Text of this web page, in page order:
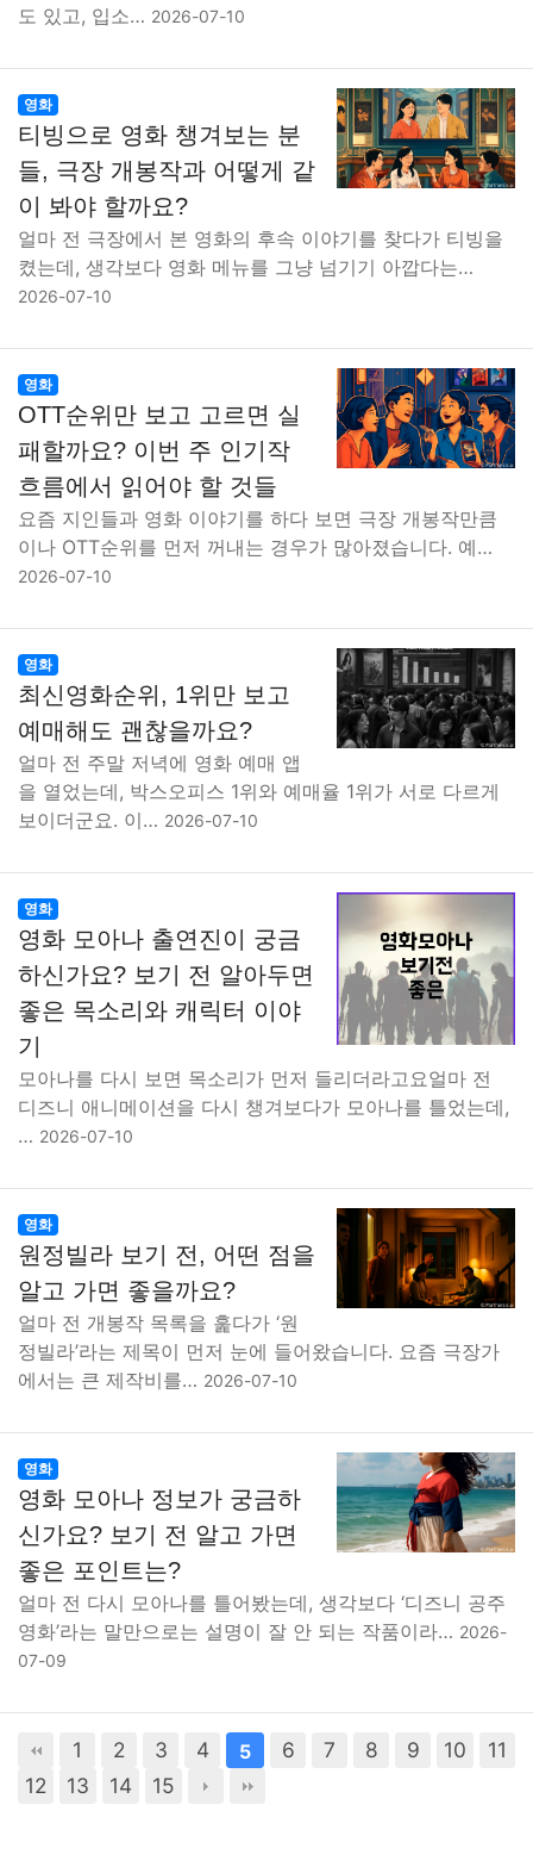
도 있고, 입소… 2026-07-10
영화
티빙으로 영화 챙겨보는 분
들, 극장 개봉작과 어떻게 같
이 봐야 할까요?
얼마 전 극장에서 본 영화의 후속 이야기를 찾다가 티빙을
켰는데, 생각보다 영화 메뉴를 그냥 넘기기 아깝다는…
2026-07-10
영화
OTT순위만 보고 고르면 실
패할까요? 이번 주 인기작
흐름에서 읽어야 할 것들
요즘 지인들과 영화 이야기를 하다 보면 극장 개봉작만큼
이나 OTT순위를 먼저 꺼내는 경우가 많아졌습니다. 예…
2026-07-10
영화
최신영화순위, 1위만 보고
예매해도 괜찮을까요?
얼마 전 주말 저녁에 영화 예매 앱
을 열었는데, 박스오피스 1위와 예매율 1위가 서로 다르게
보이더군요. 이… 2026-07-10
영화
영화 모아나 출연진이 궁금
하신가요? 보기 전 알아두면
좋은 목소리와 캐릭터 이야
기
모아나를 다시 보면 목소리가 먼저 들리더라고요얼마 전
디즈니 애니메이션을 다시 챙겨보다가 모아나를 틀었는데,
… 2026-07-10
영화
원정빌라 보기 전, 어떤 점을
알고 가면 좋을까요?
얼마 전 개봉작 목록을 훑다가 ‘원
정빌라’라는 제목이 먼저 눈에 들어왔습니다. 요즘 극장가
에서는 큰 제작비를… 2026-07-10
영화
영화 모아나 정보가 궁금하
신가요? 보기 전 알고 가면
좋은 포인트는?
얼마 전 다시 모아나를 틀어봤는데, 생각보다 ‘디즈니 공주
영화’라는 말만으로는 설명이 잘 안 되는 작품이라… 2026-
07-09
1 2 3 4 5 6 7 8 9 10
11
12
13 14 15